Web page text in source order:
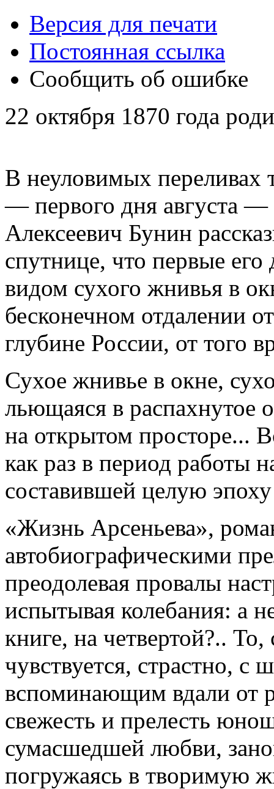
Версия для печати
Постоянная ссылка
Сообщить об ошибке
22 октября 1870 года
В неуловимых переливах
— первого дня августа
Алексеевич Бунин
спутнице, что первые его
видом сухого жнивья в
бесконечном отдалении
глубине России, от того
Сухое жнивье в окне,
льющаяся в распахнутое
на открытом просторе...
как раз в период работы
составившей целую
«Жизнь Арсеньева»,
автобиографическими
преодолевая провалы
испытывая колебания: а
книге, на четвертой?..
чувствуется, страстно,
вспоминающим вдали от
свежесть и прелесть
сумасшедшей любви,
погружаясь в творимую